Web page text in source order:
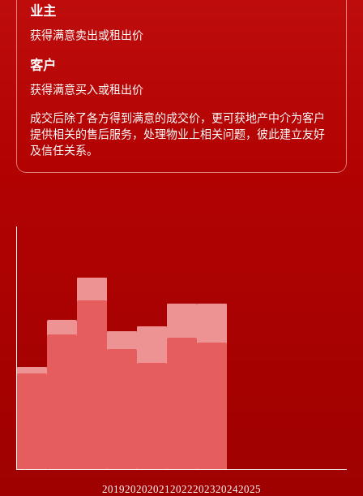
业主
获得满意卖出或租出价
客户
获得满意买入或租出价
成交后除了各方得到满意的成交价，更可获地产中介为客户
提供相关的售后服务，处理物业上相关问题，彼此建立友好
及信任关系。
201920202021 2022202320242025